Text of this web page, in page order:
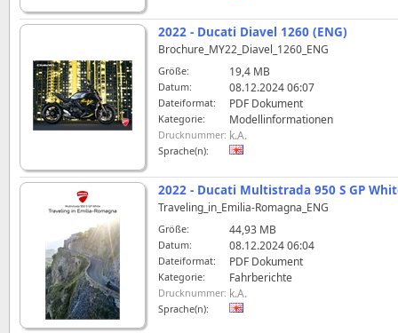
2022 - Ducati Diavel 1260 (ENG)
Brochure_MY22_Diavel_1260_ENG
Größe: 19,4 MB
Datum: 08.12.2024 06:07
Dateiformat: PDF Dokument
Kategorie: Modellinformationen
Drucknummer: k.A.
Sprache(n):
2022 - Ducati Multistrada 950 S GP
Traveling_in_Emilia-Romagna_ENG
Größe: 44,93 MB
Datum: 08.12.2024 06:04
Dateiformat: PDF Dokument
Kategorie: Fahrberichte
Drucknummer: k.A.
Sprache(n):